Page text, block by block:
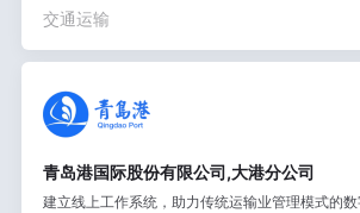
交通运输
青岛港国际股份有限公司,大港分公司
建立线上工作系统，助力传统运输业管理模式的